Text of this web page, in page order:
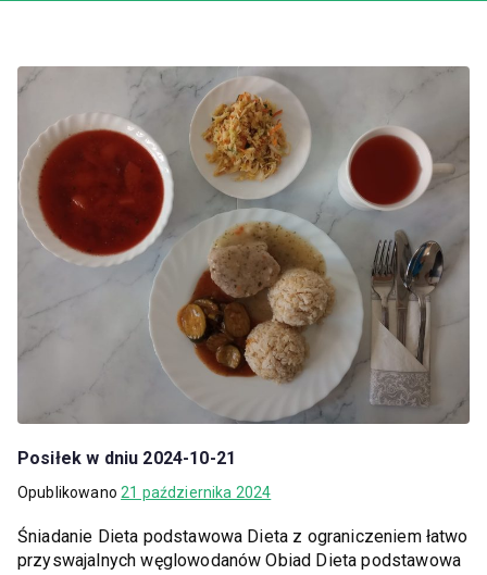
Posiłek w dniu 2024-10-21
Opublikowano21 października 2024
Śniadanie Dieta podstawowa Dieta z ograniczeniem łatwo
przyswajalnych węglowodanów Obiad Dieta podstawowa